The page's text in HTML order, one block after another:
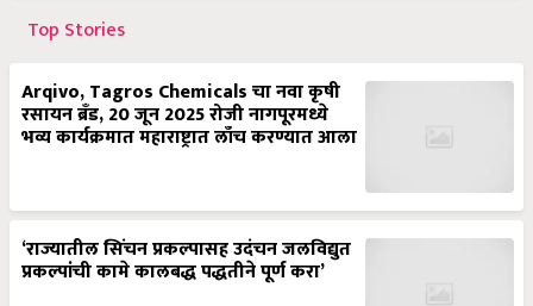
Top Stories
Arqivo, Tagros Chemicals चा नवा कृषी
रसायन ब्रँड, 20 जून 2025 रोजी नागपूरमध्ये
भव्य कार्यक्रमात महाराष्ट्रात लाँच करण्यात आला
‘राज्यातील सिंचन प्रकल्पासह उदंचन जलविद्युत
प्रकल्पांची कामे कालबद्ध पद्धतीने पूर्ण करा’